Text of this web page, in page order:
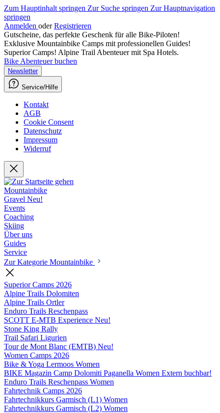
Zum Hauptinhalt springen Zur Suche springen Zur Hauptnavigation
springen
Anmelden oder Registrieren
Gutscheine, das perfekte Geschenk für alle Bike-Piloten!
Exklusive Mountainbike Camps mit professionellen Guides!
Superior Camps! Alpine Trail Abenteuer mit Spa Hotels.
Bike Abenteuer buchen
Newsletter
Service/Hilfe
Kontakt
AGB
Cookie Consent
Datenschutz
Impressum
Widerruf
Mountainbike
Gravel Neu!
Events
Coaching
Skiing
Über uns
Guides
Service
Zur Kategorie Mountainbike
Superior Camps 2026
Alpine Trails Dolomiten
Alpine Trails Ortler
Enduro Trails Reschenpass
SCOTT E-MTB Experience Neu!
Stone King Rally
Trail Safari Ligurien
Tour de Mont Blanc (EMTB) Neu!
Women Camps 2026
Bike & Yoga Lermoos Women
BIKE Magazin Camp Dolomiti Paganella Women Extern buchbar!
Enduro Trails Reschenpass Women
Fahrtechnik Camps 2026
Fahrtechnikkurs Garmisch (L1) Women
Fahrtechnikkurs Garmisch (L2) Women